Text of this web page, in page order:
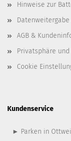
Hinweise zur
AGB &
Privatsphäre
Cookie
Kundenservice
► Parken in